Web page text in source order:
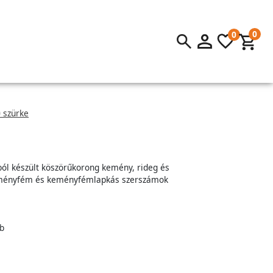
0 0
készült köszörűkorong kemény, rideg és
és keményfémlapkás szerszámok